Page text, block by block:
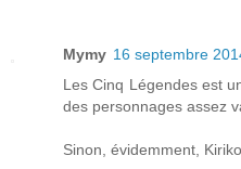
Mymy 16 septembre
Les Cinq Légendes est
des personnages assez
Sinon, évidemment,